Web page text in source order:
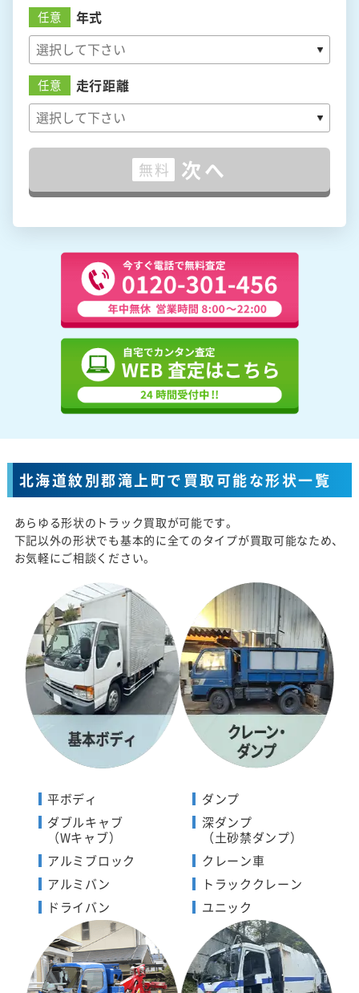
任意 年式
任意 走行距離
無料 次へ
北海道紋別郡滝上町で買取可能な形状一覧
あらゆる形状のトラック買取が可能です。
下記以外の形状でも基本的に全てのタイプが買取可能なため、
お気軽にご相談ください。
平ボディ
ダブルキャブ
（Wキャブ）
アルミブロック
アルミバン
ドライバン
ダンプ
深ダンプ
（土砂禁ダンプ）
クレーン車
トラッククレーン
ユニック